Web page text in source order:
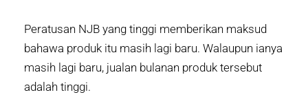
Peratusan NJB yang tinggi memberikan maksud
bahawa produk itu masih lagi baru. Walaupun ianya
masih lagi baru, jualan bulanan produk tersebut
adalah tinggi.